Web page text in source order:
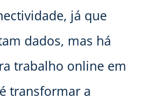
já que
dados, mas há
trabalho online em
transformar a